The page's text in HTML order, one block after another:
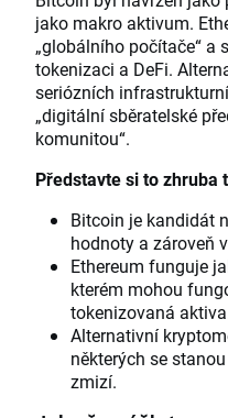
jako makro aktivum.
„globálního počítače“ a
tokenizaci a DeFi.
seriózních
„digitální sběratelské
komunitou“.
Představte si to zhruba
Bitcoin je kandidát
hodnoty a zároveň
Ethereum funguje
kterém mohou
tokenizovaná
Alternativní
některých se
zmizí.